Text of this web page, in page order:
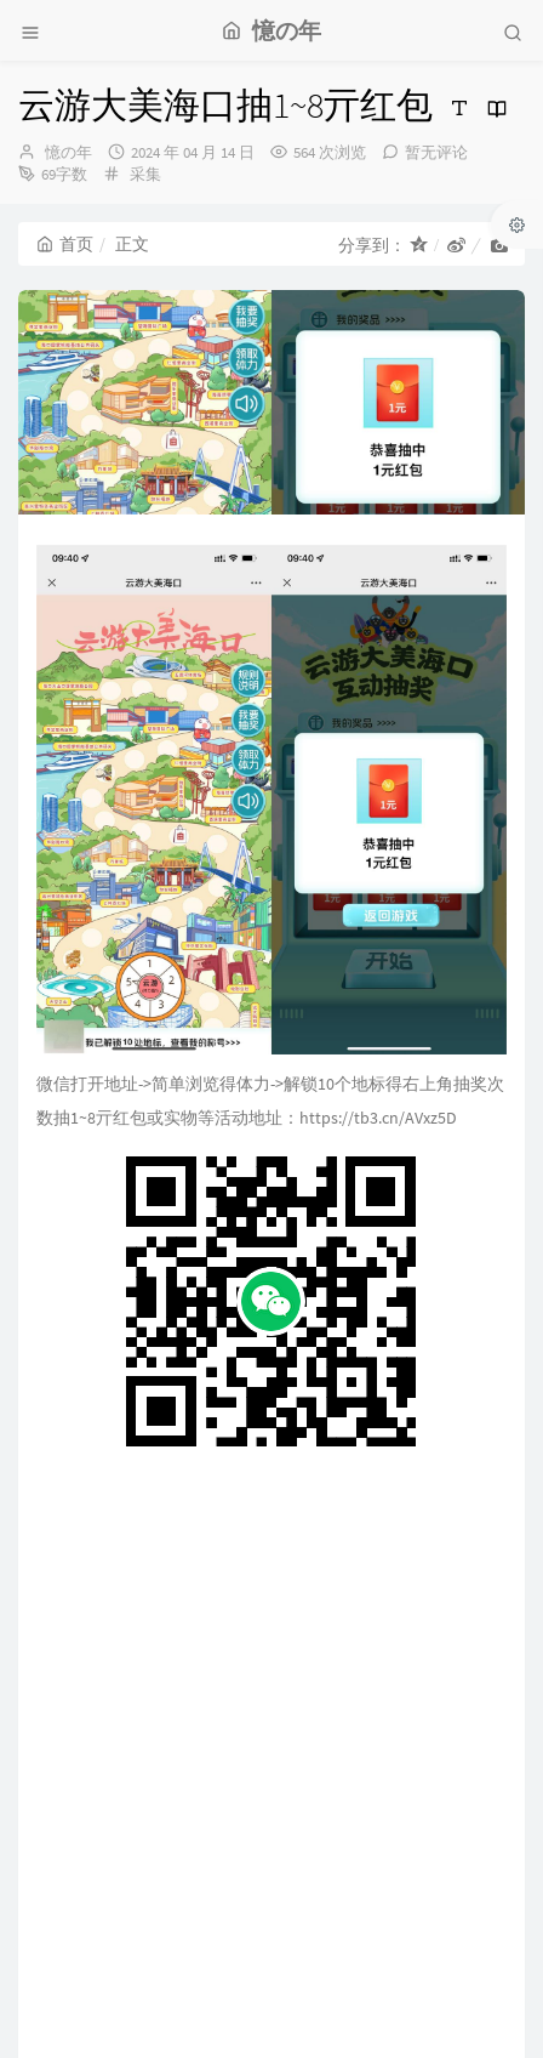
憶の年
云游大美海口抽1~8亓红包
博
主：
憶の年
发
布
2024 年 04 月 14 日 564 次浏览
暂无评论
69字数
分
采集
首页 正文 分享到：
微信打开地址->简单浏览得体力->解锁10个地标得右上角抽奖次
数抽1~8亓红包或实物等活动地址：https://tb3.cn/AVxz5D